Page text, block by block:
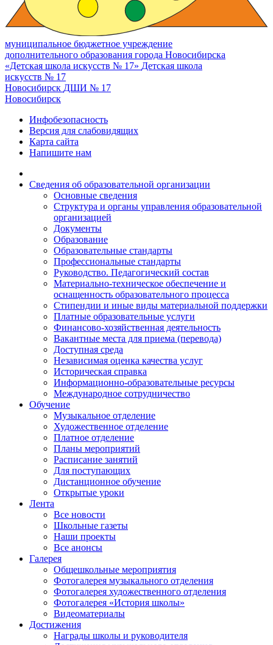
муниципальное бюджетное учреждение
дополнительного образования города Новосибирска
«Детская школа искусств № 17» Детская школа
искусств № 17
Новосибирск ДШИ № 17
Новосибирск
Инфобезопасность
Версия для слабовидящих
Карта сайта
Напишите нам
Сведения об образовательной организации
Основные сведения
Структура и органы управления образовательной
организацией
Документы
Образование
Образовательные стандарты
Профессиональные стандарты
Руководство. Педагогический состав
Материально-техническое обеспечение и
оснащенность образовательного процесса
Стипендии и иные виды материальной поддержки
Платные образовательные услуги
Финансово-хозяйственная деятельность
Вакантные места для приема (перевода)
Доступная среда
Независимая оценка качества услуг
Историческая справка
Информационно-образовательные ресурсы
Международное сотрудничество
Обучение
Музыкальное отделение
Художественное отделение
Платное отделение
Планы мероприятий
Расписание занятий
Для поступающих
Дистанционное обучение
Открытые уроки
Лента
Все новости
Школьные газеты
Наши проекты
Все анонсы
Галерея
Общешкольные мероприятия
Фотогалерея музыкального отделения
Фотогалерея художественного отделения
Фотогалерея «История школы»
Видеоматериалы
Достижения
Награды школы и руководителя